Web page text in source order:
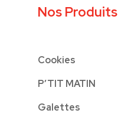
Nos Produits
Cookies
P’TIT MATIN
Galettes